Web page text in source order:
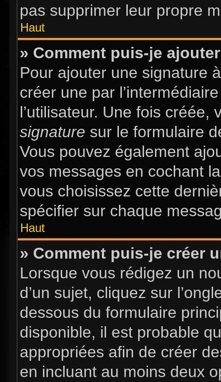
pas supprimer leur propre
Haut
» Comment puis-je
Pour ajouter une signature
créer une par
l’utilisateur. Une fois
signature sur le formulaire
Vous pouvez également
vos messages en cochant
vous choisissez cette
spécifier sur chaque
Haut
» Comment puis-je créer
Lorsque vous rédigez un
d’un sujet, cliquez sur
dessous du formulaire
disponible, il est probable
appropriées afin de créer
en incluant au moins deux